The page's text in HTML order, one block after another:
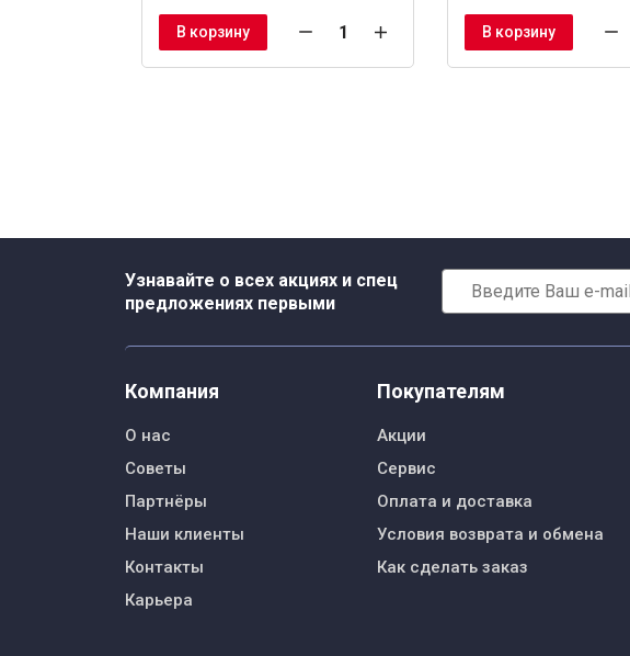
В корзину В корзину
Узнавайте о всех акциях и спец
предложениях первыми
Компания
О нас
Советы
Партнёры
Наши клиенты
Контакты
Карьера
Покупателям
Акции
Сервис
Оплата и доставка
Условия возврата и обмена
Как сделать заказ